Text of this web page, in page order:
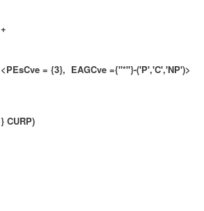
+
<PEsCve = {3}, EAGCve ={"*"}-('P','C','NP')>
} CURP)